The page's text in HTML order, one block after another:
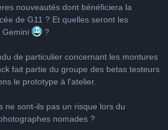
nouveautés dont bénéficiera la
de G11 ? Et quelles seront les
Gemini
?
de particulier concernant les montures
fait partie du groupe des betas testeurs
le prototype à l'atelier.
ne sont-ils pas un risque lors du
nomades ?